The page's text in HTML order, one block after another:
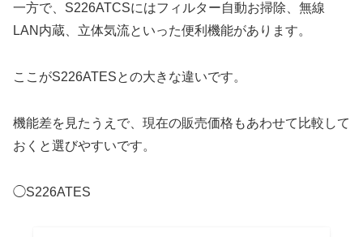
一方で、S226ATCSにはフィルター自動お掃除、無線
LAN内蔵、立体気流といった便利機能があります。
ここがS226ATESとの大きな違いです。
機能差を見たうえで、現在の販売価格もあわせて比較して
おくと選びやすいです。
◯S226ATES